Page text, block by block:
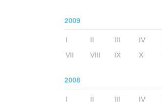
2009
I II III IV
VII
VIII IX X
2008
I II III IV